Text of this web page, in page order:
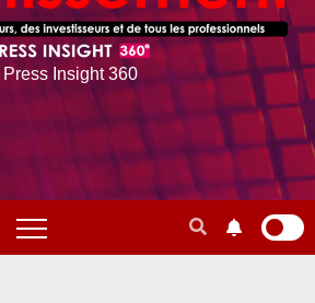
Press Insight 360